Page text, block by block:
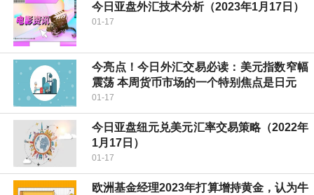
今日亚盘外汇技术分析（2023年1月17日）
01-17
今亮点！今日外汇交易必读：美元指数窄幅
震荡 本周货币市场的一个特别焦点是日元
01-17
今日亚盘纽元兑美元汇率交易策略（2022年
1月17日）
01-17
欧洲基金经理2023年打算增持黄金，认为牛